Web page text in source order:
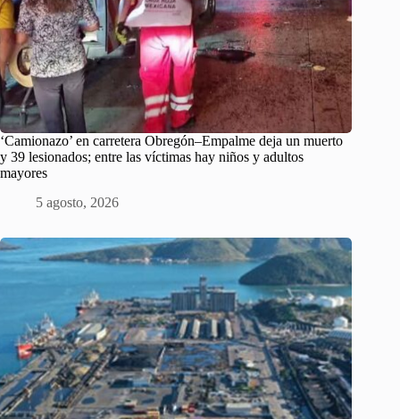
‘Camionazo’ en carretera Obregón–Empalme deja un muerto
y 39 lesionados; entre las víctimas hay niños y adultos
mayores
5 agosto, 2026